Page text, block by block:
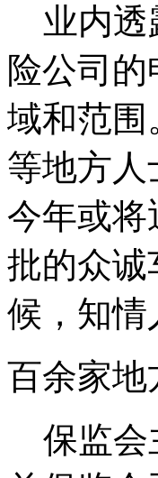
业内透
险公司
域和范围
等地方
今年或
批的众诚
候，知情
百余家地
保监会